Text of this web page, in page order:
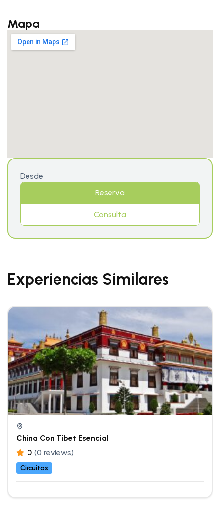
Mapa
Desde
Reserva
Consulta
Experiencias Similares
China Con Tíbet Esencial
0 (0 reviews)
Circuitos